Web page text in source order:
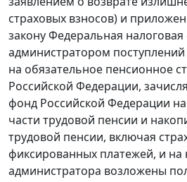
страховых взносов) и
закону Федеральная налоговая
администратором
на обязательное пенсионное
Российской Федерации,
фонд Российской Федерации
части трудовой пенсии и
трудовой пенсии, включая
фиксированных платежей, и на
администратора возложены